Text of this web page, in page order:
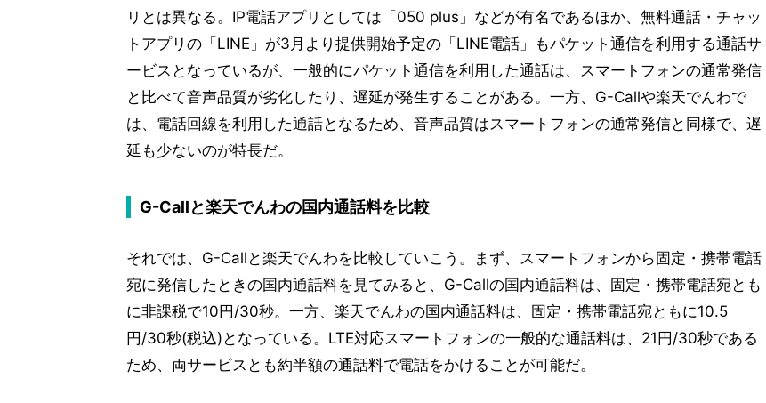
リとは異なる。IP電話アプリとしては「050 plus」などが有名であるほか、無料通話・チャッ
トアプリの「LINE」が3月より提供開始予定の「LINE電話」もパケット通信を利用する通話サ
ービスとなっているが、一般的にパケット通信を利用した通話は、スマートフォンの通常発信
と比べて音声品質が劣化したり、遅延が発生することがある。一方、G-Callや楽天でんわで
は、電話回線を利用した通話となるため、音声品質はスマートフォンの通常発信と同様で、遅
延も少ないのが特長だ。
G-Callと楽天でんわの国内通話料を比較
それでは、G-Callと楽天でんわを比較していこう。まず、スマートフォンから固定・携帯電話
宛に発信したときの国内通話料を見てみると、G-Callの国内通話料は、固定・携帯電話宛とも
に非課税で10円/30秒。一方、楽天でんわの国内通話料は、固定・携帯電話宛ともに10.5
円/30秒(税込)となっている。LTE対応スマートフォンの一般的な通話料は、21円/30秒である
ため、両サービスとも約半額の通話料で電話をかけることが可能だ。